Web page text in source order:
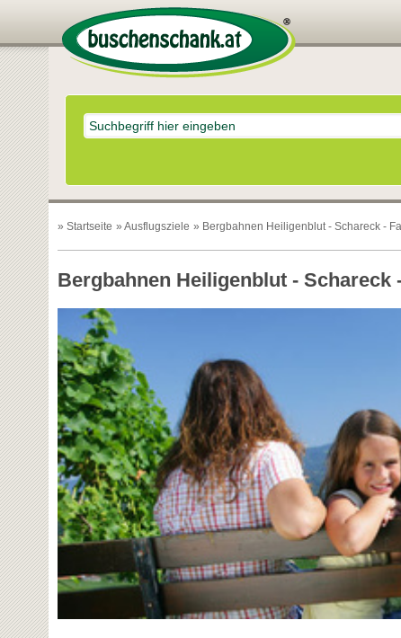
» Startseite » Ausflugsziele » Bergbahnen Heiligenblut - Schareck -
Bergbahnen Heiligenblut - Schareck